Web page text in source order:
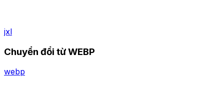
jxl
Chuyển đổi từ WEBP
webp